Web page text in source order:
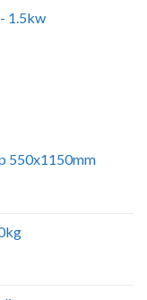
1.5kw
550x1150mm